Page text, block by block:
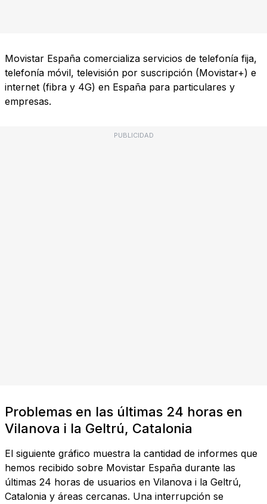
Movistar España comercializa servicios de telefonía fija,
telefonía móvil, televisión por suscripción (Movistar+) e
internet (fibra y 4G) en España para particulares y
empresas.
PUBLICIDAD
Problemas en las últimas 24 horas en
Vilanova i la Geltrú, Catalonia
El siguiente gráfico muestra la cantidad de informes que
hemos recibido sobre Movistar España durante las
últimas 24 horas de usuarios en Vilanova i la Geltrú,
Catalonia y áreas cercanas. Una interrupción se